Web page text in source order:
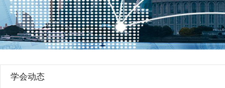
法律顾问
学会章程
地方动态 创新高技术
行
贸易与流
学会动态